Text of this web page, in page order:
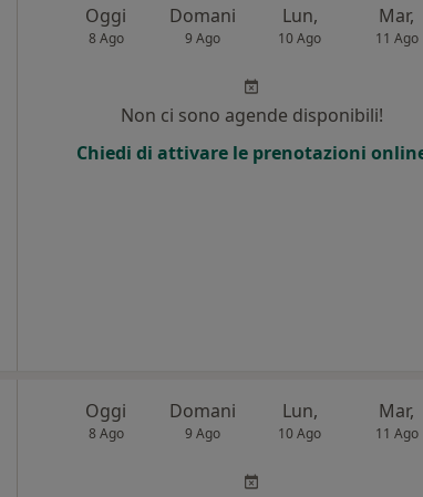
Oggi
8 Ago
Domani
9 Ago
Lun,
10 Ago
Mar,
11 Ago
Non ci sono agende disponibili!
Chiedi di attivare le prenotazioni
Oggi
8 Ago
Domani
9 Ago
Lun,
10 Ago
Mar,
11 Ago